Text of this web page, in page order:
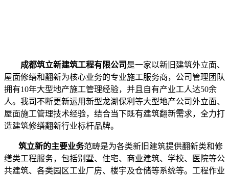
成都筑立新建筑工程有限公司 是一家以新旧建筑外立面、
屋面修缮和翻新为核心业务的专业施工服务商，公司管理团队
拥有10年大型地产施工管理经验，并且自有产业工人达50余
人。我司不断更新运用新型龙湖保利等大型地产公司外立面、
屋面施工管理技术经验，结合当下既有建筑翻新需求，全力打
造建筑修缮翻新行业标杆品牌。
筑立新的主要业务范畴是为各类新旧建筑提供翻新类和修
缮类工程服务，包括别墅、住宅、商业建筑、学校、医院等公
共建筑、各类园区工业厂房、楼宇及仓储等系统等。工程作业